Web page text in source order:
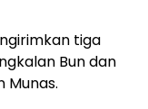
tiga
Bun dan
Munas.